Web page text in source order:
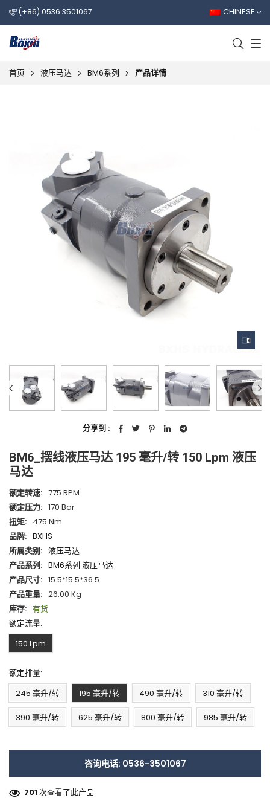
(+86) 0536 3501067 CHINESE
首页 液压马达 BM6系列 产品详情
分享到 :
BM6_摆线液压马达 195 毫升/转 150 Lpm 液压
马达
额定转速: 775 RPM
额定压力: 170 Bar
扭矩: 475 Nm
品牌: BXHS
所属类别: 液压马达
产品系列: BM6系列 液压马达
产品尺寸: 15.5*15.5*36.5
产品重量: 26.00 Kg
库存: 有货
额定流量:
150 Lpm
额定排量:
245 毫升/转
195 毫升/转 490 毫升/转 310 毫升/转
390 毫升/转 625 毫升/转 800 毫升/转 985 毫升/转
咨询电话: 0536-3501067
701次查看了此产品